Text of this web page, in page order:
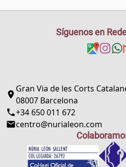
Síguenos en
Gran Via de les Corts
08007 Barcelona
+34 650 011 672
centro@nurialeon.com